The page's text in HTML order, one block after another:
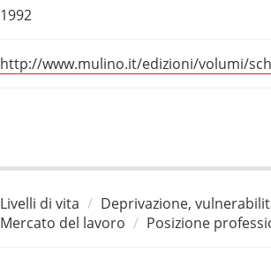
1992
http://www.mulino.it/edizioni/volumi/
Livelli di vita
Deprivazione,
Mercato del lavoro
Posizione